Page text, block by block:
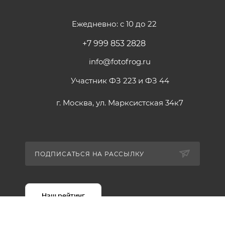
Ежедневно: с 10 до 22
+7 999 853 2828
info@fotofrog.ru
Участник ФЗ 223 и ФЗ 44
г. Москва, ул. Марксистская 34к7
ПОДПИСАТЬСЯ НА РАССЫЛКУ